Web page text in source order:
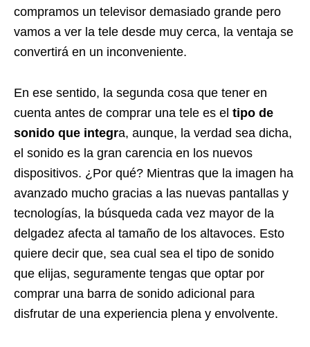
compramos un televisor demasiado grande pero
vamos a ver la tele desde muy cerca, la ventaja se
convertirá en un inconveniente.
En ese sentido, la segunda cosa que tener en
cuenta antes de comprar una tele es el tipo de
sonido que integra, aunque, la verdad sea dicha,
el sonido es la gran carencia en los nuevos
dispositivos. ¿Por qué? Mientras que la imagen ha
avanzado mucho gracias a las nuevas pantallas y
tecnologías, la búsqueda cada vez mayor de la
delgadez afecta al tamaño de los altavoces. Esto
quiere decir que, sea cual sea el tipo de sonido
que elijas, seguramente tengas que optar por
comprar una barra de sonido adicional para
disfrutar de una experiencia plena y envolvente.